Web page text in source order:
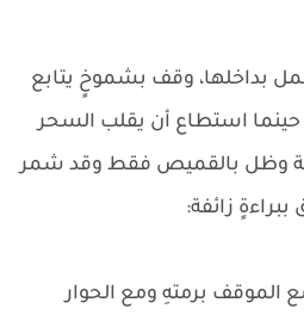
بداخلها، وقف بشموخٍ يتابع
حينما استطاع أن يقلب السحر
وظل بالقميص فقط وقد شمر
زائفة:
برمتهِ ومع الحوار